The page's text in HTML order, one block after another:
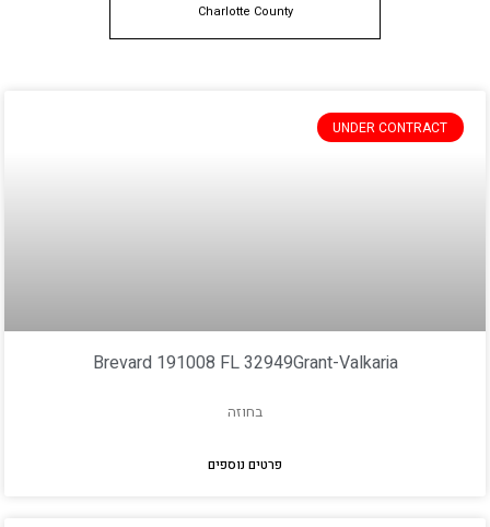
Charlotte County
UNDER CONTRACT
Brevard 191008 FL 32949Grant-Valkaria
בחוזה
פרטים נוספים